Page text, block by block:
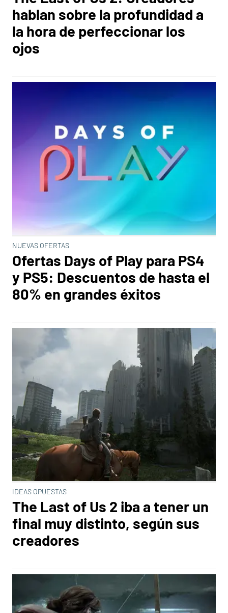
hablan sobre la profundidad a
la hora de perfeccionar los
ojos
NUEVAS OFERTAS
Ofertas Days of Play para PS4
y PS5: Descuentos de hasta el
80% en grandes éxitos
IDEAS OPUESTAS
The Last of Us 2 iba a tener un
final muy distinto, según sus
creadores